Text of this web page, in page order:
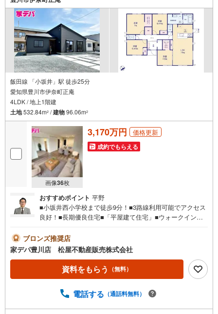
のお問い合わせがスムーズにご案内できます。右下の電話
ボタンをタッチ！もしくはお気軽にお電話ください。
飯田線 「小坂井」駅 徒歩25分
愛知県豊川市伊奈町正庵
4LDK / 地上1階建
土地532.84m2 /建物96.06m2
画像36枚
3,170万円 価格更新
成約でもらえる
おすすめポイント 平野
■小坂井西小学校まで徒歩9分！■3路線利用可能でアクセス
良好！■長期優良住宅■「平屋建て住宅」■ウォークインク
役立ちのリビング収納完備 ・カウンター付キッチンで、
配膳、片付けもスムーズに●家デパ 松屋不動産販売 のつ
よみ●・豊橋市・豊川市・知立市・浜松市の4店舗営業中！
三河エリア・遠州エリアの物件ならおまかせください。新
築戸建、中古戸建、中古マンション、土地をお客様のご希
実績多数！中古物件をご購入の際、約70％という多くの
ブロンズ推奨店
家デパ豊川店 松屋不動産販売株式会社
資料をもらう （無料）
電話する （通話料無料）